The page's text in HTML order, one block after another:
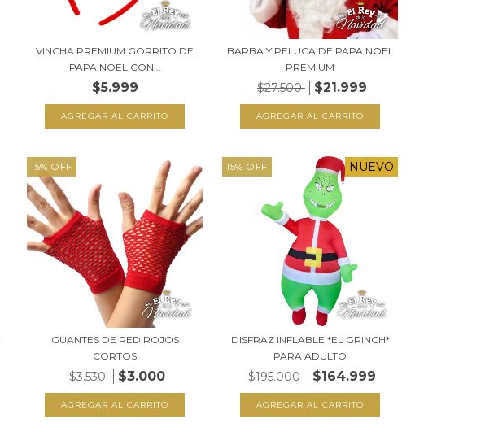
VINCHA PREMIUM GORRITO DE
PAPA NOEL CON...
$5.999
BARBA Y PELUCA DE PAPA NOEL
PREMIUM
$27.500 $21.999
15% OFF
GUANTES DE RED ROJOS
CORTOS
$3.530 $3.000
15% OFF NUEVO
DISFRAZ INFLABLE *EL GRINCH*
PARA ADULTO
$195.000 $164.999